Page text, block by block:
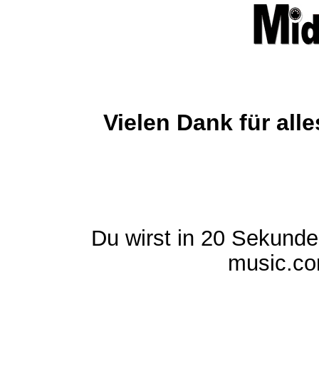
Vielen Dank für
Du wirst in 20